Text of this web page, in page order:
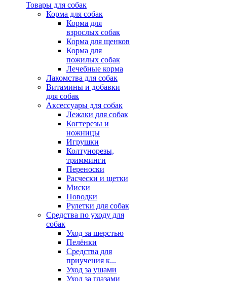
Товары для собак
Корма для собак
Корма для
взрослых собак
Корма для щенков
Корма для
пожилых собак
Лечебные корма
Лакомства для собак
Витамины и добавки
для собак
Аксессуары для собак
Лежаки для собак
Когтерезы и
ножницы
Игрушки
Колтунорезы,
тримминги
Переноски
Расчески и щетки
Миски
Поводки
Рулетки для собак
Средства по уходу для
собак
Уход за шерстью
Пелёнки
Средства для
приучения к...
Уход за ушами
Уход за глазами